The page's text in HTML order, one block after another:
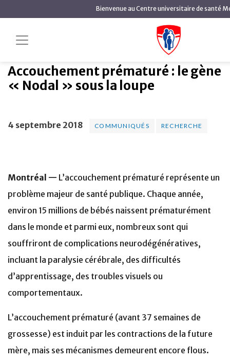
principal
Bienvenue au Centre universitaire de santé
Accouchement
prématuré : le gène « Nodal » sous la loupe
Accouchement prématuré : le gène
« Nodal » sous la loupe
4 septembre 2018 COMMUNIQUÉS RECHERCHE
Montréal — L’accouchement prématuré représente un
problème majeur de santé publique. Chaque année,
environ 15 millions de bébés naissent prématurément
dans le monde et parmi eux, nombreux sont qui
souffriront de complications neurodégénératives,
incluant la paralysie cérébrale, des difficultés
d’apprentissage, des troubles visuels ou
comportementaux.
L’accouchement prématuré (avant 37 semaines de
grossesse) est induit par les contractions de la future
mère, mais ses mécanismes demeurent encore flous.